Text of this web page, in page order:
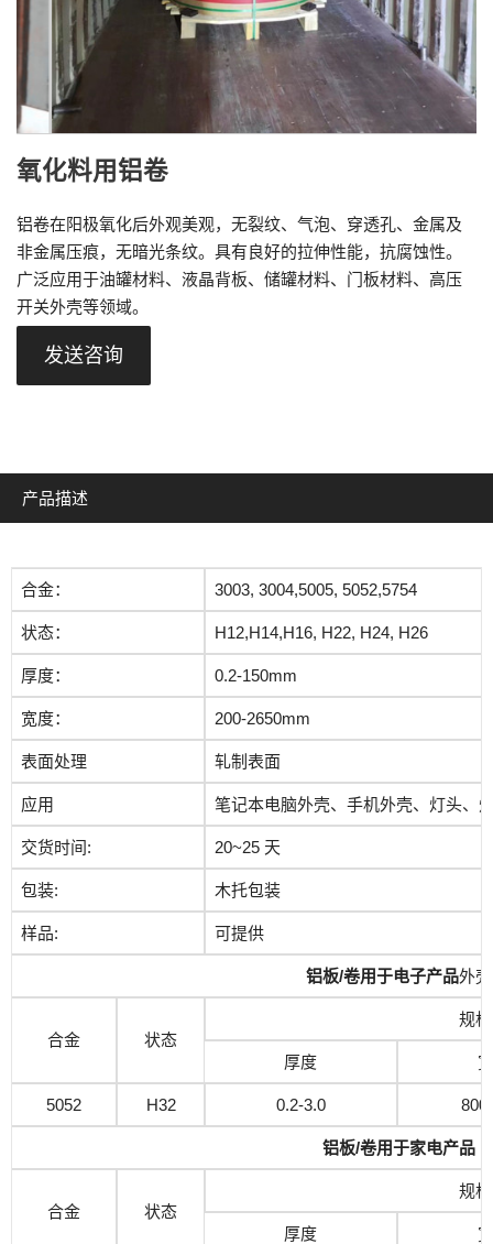
氧化料用铝卷
铝卷在阳极氧化后外观美观，无裂纹、气泡、穿透孔、金属及
非金属压痕，无暗光条纹。具有良好的拉伸性能，抗腐蚀性。
广泛应用于油罐材料、液晶背板、储罐材料、门板材料、高压
开关外壳等领域。
发送咨询
产品描述
合金： 3003, 3004,5005, 5052,5754
状态： H12,H14,H16, H22, H24, H26
厚度： 0.2-150mm
宽度： 200-2650mm
表面处理 轧制表面
应用 笔记本电脑外壳、手机外壳、灯头、
交货时间: 20~25 天
包装: 木托包装
样品: 可提供
铝板/卷用于电子产品外壳
合金 状态
规
厚度
5052 H32 0.2-3.0
铝板/卷用于家电产品
合金 状态
规
厚度